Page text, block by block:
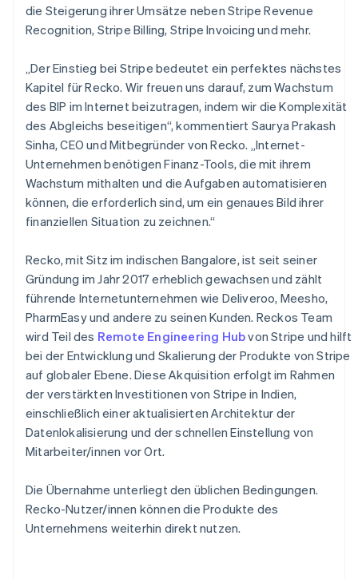
die Steigerung ihrer Umsätze neben Stripe Revenue
Recognition, Stripe Billing, Stripe Invoicing und mehr.
„Der Einstieg bei Stripe bedeutet ein perfektes nächstes
Kapitel für Recko. Wir freuen uns darauf, zum Wachstum
des BIP im Internet beizutragen, indem wir die Komplexität
des Abgleichs beseitigen“, kommentiert Saurya Prakash
Sinha, CEO und Mitbegründer von Recko. „Internet-
Unternehmen benötigen Finanz-Tools, die mit ihrem
Wachstum mithalten und die Aufgaben automatisieren
können, die erforderlich sind, um ein genaues Bild ihrer
finanziellen Situation zu zeichnen.“
Recko, mit Sitz im indischen Bangalore, ist seit seiner
Gründung im Jahr 2017 erheblich gewachsen und zählt
führende Internetunternehmen wie Deliveroo, Meesho,
PharmEasy und andere zu seinen Kunden. Reckos Team
wird Teil des Remote Engineering Hubvon Stripe und hilft
bei der Entwicklung und Skalierung der Produkte von Stripe
auf globaler Ebene. Diese Akquisition erfolgt im Rahmen
der verstärkten Investitionen von Stripe in Indien,
einschließlich einer aktualisierten Architektur der
Datenlokalisierung und der schnellen Einstellung von
Mitarbeiter/innen vor Ort.
Die Übernahme unterliegt den üblichen Bedingungen.
Recko-Nutzer/innen können die Produkte des
Unternehmens weiterhin direkt nutzen.
Niederlande
NederlandsEnglish
Norwegen
Österreich
DeutschEnglish
Polen
English
Portugal
Português English
Rumänien
English
Schweden
Svenska English
Singapur
English 简体中文
Slowakei
English
Slowenien
EnglishItaliano
Sonderverwaltungsregion Hongkong,
China
English简体中文
Spanien
Español English
Thailand
Tschechische Republik
English
Ungarn
English